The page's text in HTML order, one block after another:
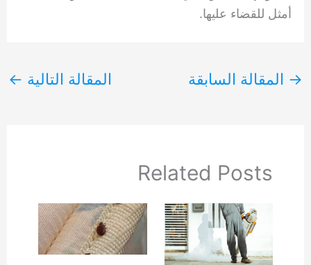
أمثل للقضاء عليها.
→ المقالة السابقة المقالة التالية ←
Related Posts